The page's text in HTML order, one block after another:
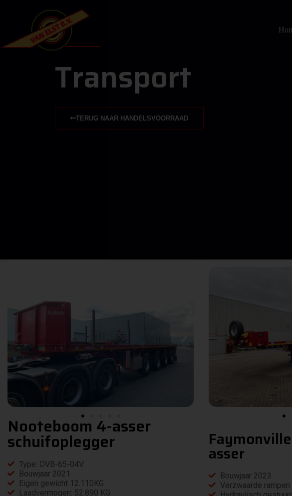
Transport
Transport
TERUG NAAR HANDELSVOORRAAD
Nooteboom 4-asser
schuifoplegger
Type: OVB-65-04V
Bouwjaar 2021
Eigen gewicht 12.110KG
Laadvermogen: 52.890 KG
asser
Bouwjaar 2023
Verzwaarde rampen